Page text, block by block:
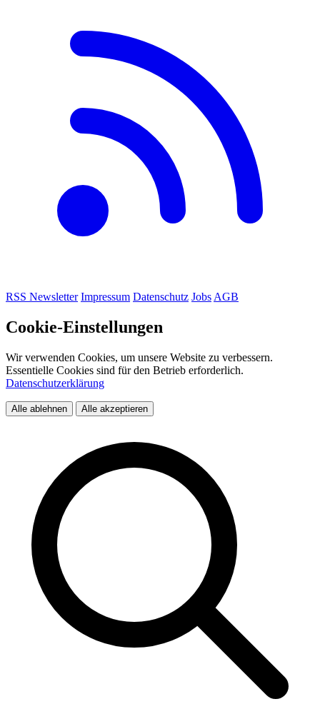
RSS Newsletter Impressum Datenschutz Jobs AGB
Cookie-Einstellungen
Wir verwenden Cookies, um unsere Website zu verbessern.
Essentielle Cookies sind für den Betrieb erforderlich.
Datenschutzerklärung
Alle ablehnen Alle akzeptieren